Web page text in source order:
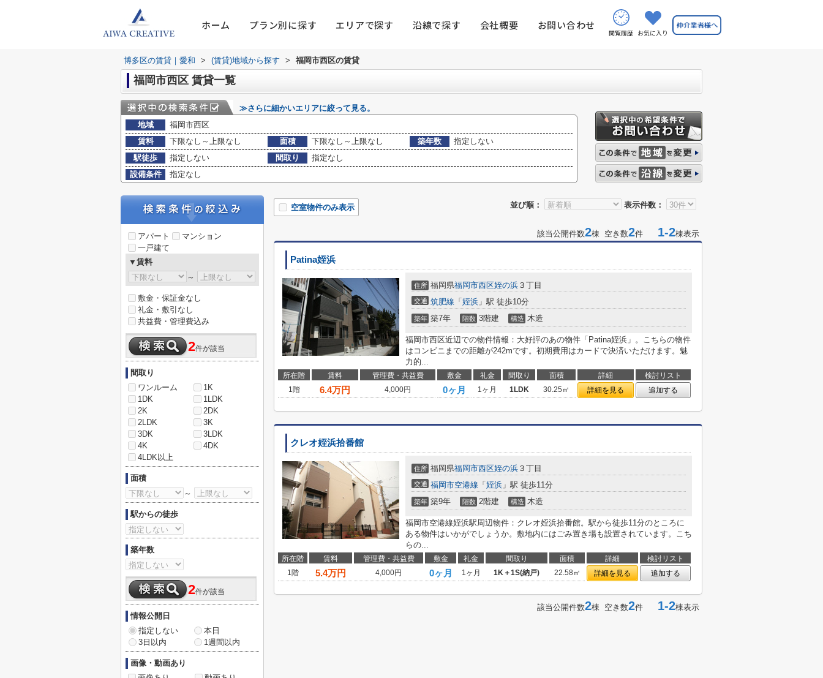
ホーム プラン別に探す エリアで探す 沿線で探す 会社概要 お問い合わせ
閲覧履歴 お気に入り
博多区の賃貸｜愛和 > (賃貸)地域から探す > 福岡市西区の賃貸
福岡市西区 賃貸一覧
≫さらに細かいエリアに絞って見る。
地域
福岡市西区
賃料
下限なし～上限なし 面積 下限なし～上限なし 築年数
指定しない
駅徒歩
指定しない 間取り
指定なし
設備条件
指定なし
並び順： 表示件数：
空室物件のみ表示
該当公開件数2棟 空き数2件 1-2棟表示
Patina姪浜
住所 福岡県福岡市西区姪の浜 ３丁目
交通 筑肥線 「 姪浜 」駅 徒歩10分
築年 築7年 階数 3階建 構造 木造
福岡市西区近辺での物件情報：大好評のあの物件「Patina姪浜」。こちらの物件
はコンビニまでの距離が242mです。初期費用はカードで決済いただけます。魅
力的...
所在階 賃料 管理費・共益費 敷金 礼金 間取り 面積 詳細
検討リスト
1階
6.4万円 4,000円 0ヶ月 1ヶ月 1LDK 30.25㎡ 詳細を見る 追加する
クレオ姪浜拾番館
住所 福岡県福岡市西区姪の浜 ３丁目
交通 福岡市空港線 「 姪浜 」駅 徒歩11分
築年 築9年 階数 2階建 構造 木造
福岡市空港線姪浜駅周辺物件：クレオ姪浜拾番館。駅から徒歩11分のところに
ある物件はいかがでしょうか。敷地内にはごみ置き場も設置されています。こち
らの...
所在階 賃料 管理費・共益費 敷金 礼金 間取り 面積 詳細
検討リスト
1階
5.4万円 4,000円 0ヶ月 1ヶ月 1K＋1S(納戸) 22.58㎡ 詳細を見る 追加する
該当公開件数2棟 空き数2件 1-2棟表示
アパート
マンション
一戸建て
▼賃料
～
敷金・保証金なし
礼金・敷引なし
共益費・管理費込み
2件が該当
間取り
ワンルーム
1K
1DK
1LDK
2K
2DK
2LDK
3K
3DK
3LDK
4K
4DK
4LDK以上
面積
～
駅からの徒歩
築年数
2件が該当
情報公開日
指定しない
本日
3日以内
1週間以内
画像・動画あり